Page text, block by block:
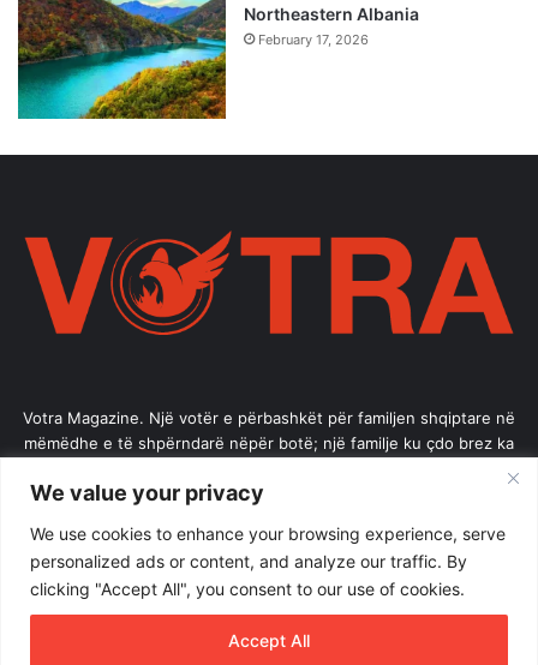
We value your privacy
We use cookies to enhance your browsing experience, serve
personalized ads or content, and analyze our traffic. By
clicking "Accept All", you consent to our use of cookies.
Accept All
Northeastern Albania
February 17, 2026
Votra Magazine. Një votër e përbashkët për familjen shqiptare në
mëmëdhe e të shpërndarë nëpër botë; një familje ku çdo brez ka
Enter
your
Email